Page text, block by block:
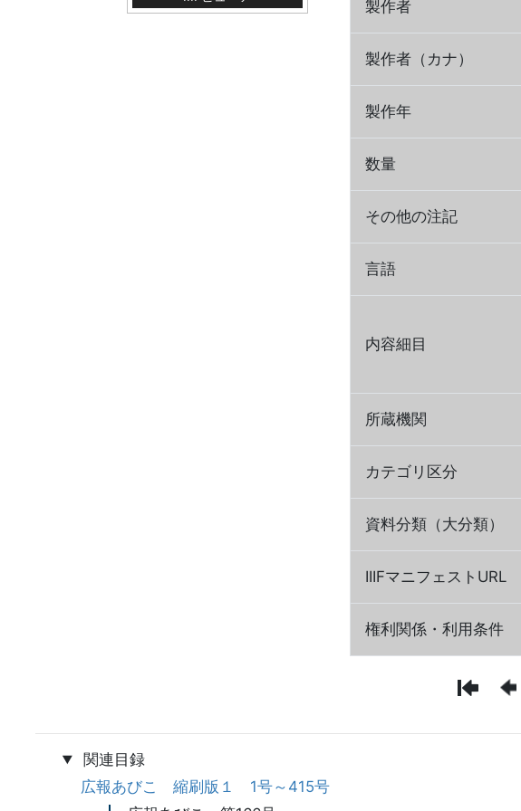
製作者
製作者（カナ）
製作年
数量
その他の注記
言語
内容細目
所蔵機関
カテゴリ区分
資料分類（大分類）
IIIFマニフェストURL
権利関係・利用条件
関連目録
広報あびこ 縮刷版１ 1号～415号